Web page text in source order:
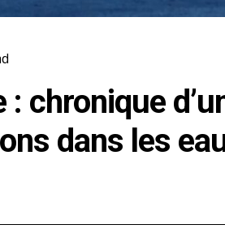
: chronique
dans les